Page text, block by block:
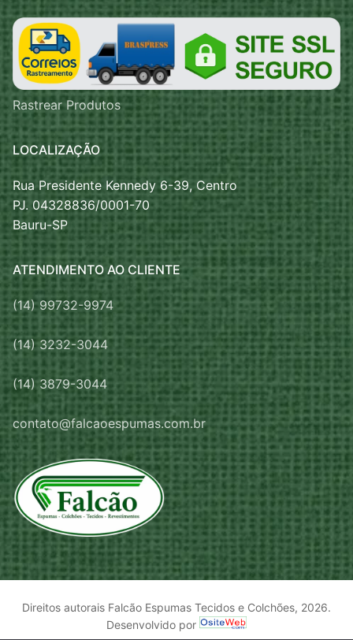
Rastrear Produtos
LOCALIZAÇÃO
Rua Presidente Kennedy 6-39, Centro
PJ. 04328836/0001-70
Bauru-SP
ATENDIMENTO AO CLIENTE
(14) 99732-9974
(14) 3232-3044
(14) 3879-3044
contato@falcaoespumas.com.br
Direitos autorais Falcão Espumas Tecidos e Colchões, 2026.
Desenvolvido por